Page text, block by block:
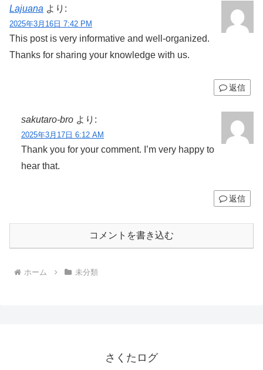
Lajuana より:
2025年3月16日 7:42 PM
This post is very informative and well-organized.
Thanks for sharing your knowledge with us.
返信
sakutaro-bro より:
2025年3月17日 6:12 AM
Thank you for your comment. I’m very happy to
hear that.
返信
コメントを書き込む
ホーム 未分類
さくたログ